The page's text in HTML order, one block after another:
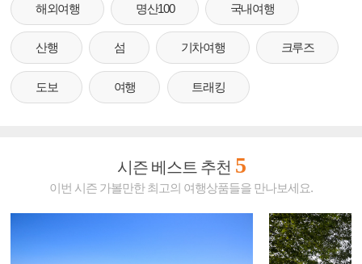
해외여행 명산100 국내여행
산행 섬 기차여행 크루즈
도보 여행 트래킹
시즌 베스트 추천 5
이번 시즌 가볼만한 최고의 여행상품들을 만나보세요.